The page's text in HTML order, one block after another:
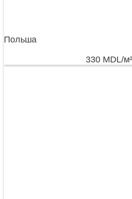
Польша
330 MDL/м²